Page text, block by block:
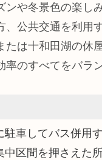
ンや冬景色の楽し
、公共交通を利用
たは十和田湖の休
率のすべてをバラ
駐車してバス併用
中区間を押さえた